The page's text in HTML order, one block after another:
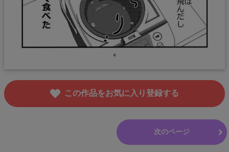
この作品をお気に入り登録する
次のページ